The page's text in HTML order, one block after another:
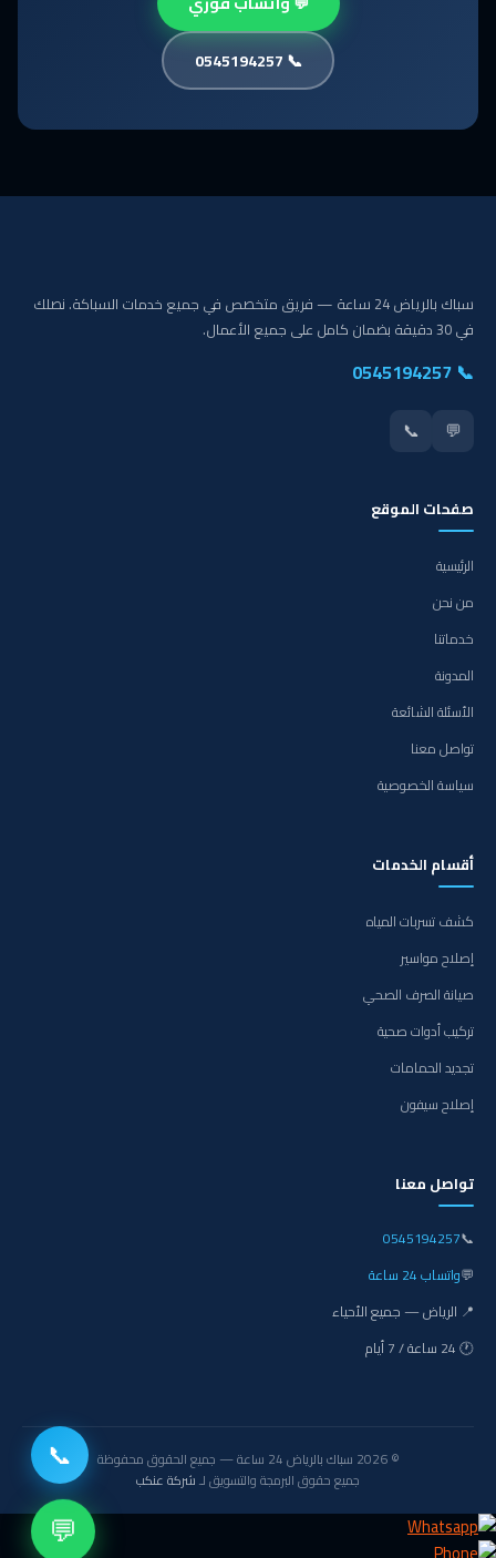
📞 0545194257
سباك بالرياض 24 ساعة — فريق متخصص في جميع خدمات السباكة. نصلك
في 30 دقيقة بضمان كامل على جميع الأعمال.
📞 0545194257
💬
📞
صفحات الموقع
الرئيسية
من نحن
خدماتنا
المدونة
الأسئلة الشائعة
تواصل معنا
سياسة الخصوصية
أقسام الخدمات
كشف تسربات المياه
إصلاح مواسير
صيانة الصرف الصحي
تركيب أدوات صحية
تجديد الحمامات
إصلاح سيفون
تواصل معنا
📞
0545194257
💬واتساب 24 ساعة
📍 الرياض — جميع الأحياء
🕐 24 ساعة / 7 أيام
© 2026 سباك بالرياض 24 ساعة — جميع الحقوق محفوظة
جميع حقوق البرمجة والتسويق لـشركة عنكب
💬
📞